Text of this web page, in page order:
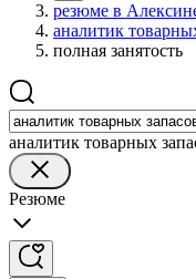
резюме в
аналитик
полная занятость
аналитик товарных
Резюме